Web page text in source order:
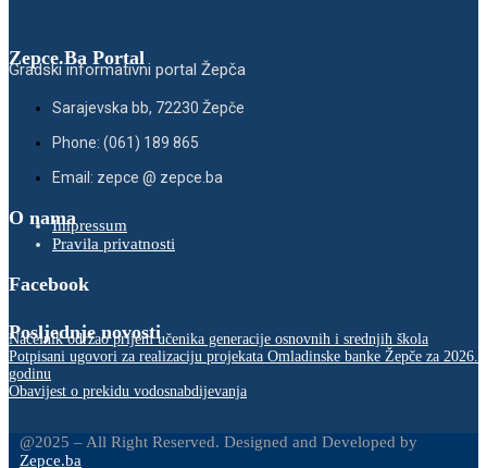
Zepce.Ba Portal
Gradski informativni portal Žepča
Sarajevska bb, 72230 Žepče
Phone: (061) 189 865
Email: zepce @ zepce.ba
O namaImpressum
Pravila privatnosti
Facebook
Posljednje novosti
Načelnik održao prijem učenika generacije osnovnih i srednjih škola
Potpisani ugovori za realizaciju projekata Omladinske banke Žepče za 2026.
godinu
Obavijest o prekidu vodosnabdijevanja
@2025 – All Right Reserved. Designed and Developed by
Zepce.ba